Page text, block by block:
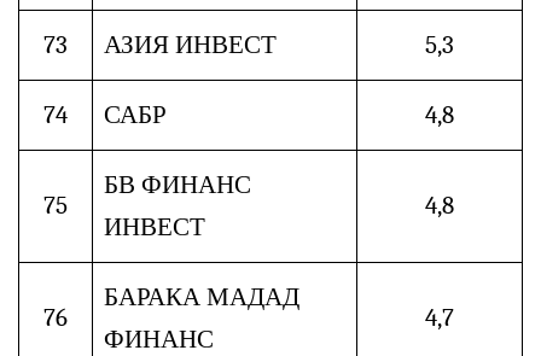
73 АЗИЯ ИНВЕСТ 5,3
74 САБР 4,8
75
БВ ФИНАНС
ИНВЕСТ
4,8
76
БАРАКА МАДАД
ФИНАНС
4,7